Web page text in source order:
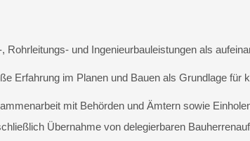
, Rohrleitungs- und Ingenieurbauleistungen als
Erfahrung im Planen und Bauen als Grundlage für
mit Behörden und Ämtern sowie
Übernahme von delegierbaren